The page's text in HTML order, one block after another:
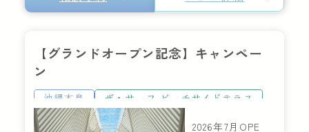
沖縄本島 ザ・サーフ ビーチサイドテラス
【グランドオープン記念】キャンペー
ン
2026年7月OPE